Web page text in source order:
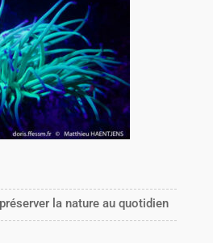
la nature au quotidien